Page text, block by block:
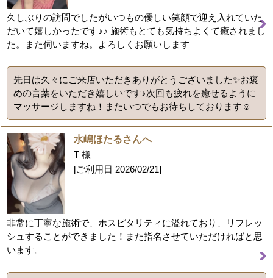
久しぶりの訪問でしたがいつもの優しい笑顔で迎え入れていた
だいて嬉しかったです♪♪ 施術もとても気持ちよくて癒されまし
た。また伺いますね。よろしくお願いします
先日は久々にご来店いただきありがとうございました✨お褒
めの言葉をいただき嬉しいです♪次回も疲れを癒せるように
マッサージしますね！またいつでもお待ちしております☺️
水嶋ほたるさんへ
T 様
[ご利用日 2026/02/21]
非常に丁寧な施術で、ホスピタリティに溢れており、リフレッ
シュすることができました！また指名させていただければと思
います。